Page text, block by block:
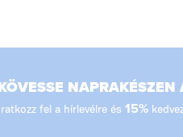
fel a hírlevélre és 15%